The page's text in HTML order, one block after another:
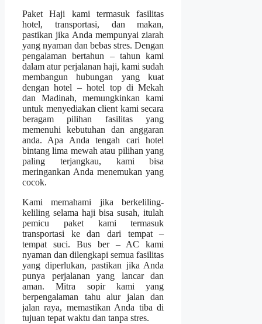
Paket Haji kami termasuk fasilitas
hotel, transportasi, dan makan,
pastikan jika Anda mempunyai ziarah
yang nyaman dan bebas stres. Dengan
pengalaman bertahun – tahun kami
dalam atur perjalanan haji, kami sudah
membangun hubungan yang kuat
dengan hotel – hotel top di Mekah
dan Madinah, memungkinkan kami
untuk menyediakan client kami secara
beragam pilihan fasilitas yang
memenuhi kebutuhan dan anggaran
anda. Apa Anda tengah cari hotel
bintang lima mewah atau pilihan yang
paling terjangkau, kami bisa
meringankan Anda menemukan yang
cocok.
Kami memahami jika berkeliling-
keliling selama haji bisa susah, itulah
pemicu paket kami termasuk
transportasi ke dan dari tempat –
tempat suci. Bus ber – AC kami
nyaman dan dilengkapi semua fasilitas
yang diperlukan, pastikan jika Anda
punya perjalanan yang lancar dan
aman. Mitra sopir kami yang
berpengalaman tahu alur jalan dan
jalan raya, memastikan Anda tiba di
tujuan tepat waktu dan tanpa stres.